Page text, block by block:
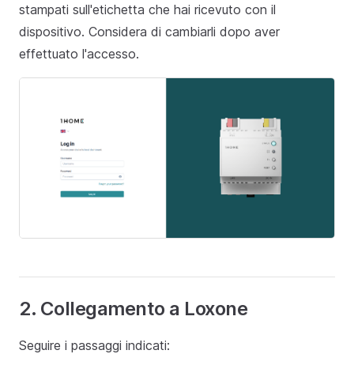
stampati sull'etichetta che hai ricevuto con il
dispositivo. Considera di cambiarli dopo aver
effettuato l'accesso.
2. Collegamento a Loxone
Seguire i passaggi indicati: